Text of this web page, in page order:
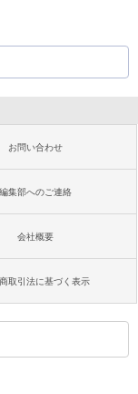
お問い合わせ
編集部へのご連絡
会社概要
取引法に基づく表示